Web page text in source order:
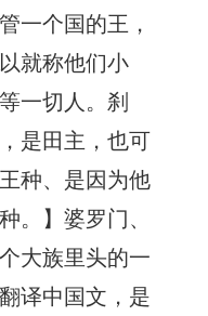
一个国的王，
就称他们小
一切人。刹
是田主，也可
种、是因为他
。】婆罗门、
大族里头的一
译中国文，是